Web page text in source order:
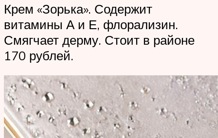
Крем «Зорька». Содержит
витамины А и Е, флорализин.
Смягчает дерму. Стоит в районе
170 рублей.